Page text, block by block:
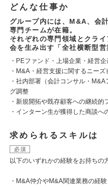
どんな仕事か
グループ内には、M&A、会
専門チームが在籍。
それぞれの専門領域とクラ
会を生み出す「全社横断型
・PEファンド・上場企業・経営
・M&A・経営支援に関するニー
・社内部署（会計コンサル・
グ調整
・新規開拓や既存顧客への継続的
・インターン生が獲得した商談へ
求められるスキルは
必須
以下のいずれかの経験をお持ちの
・M&A仲介やM&A関連業務の経験